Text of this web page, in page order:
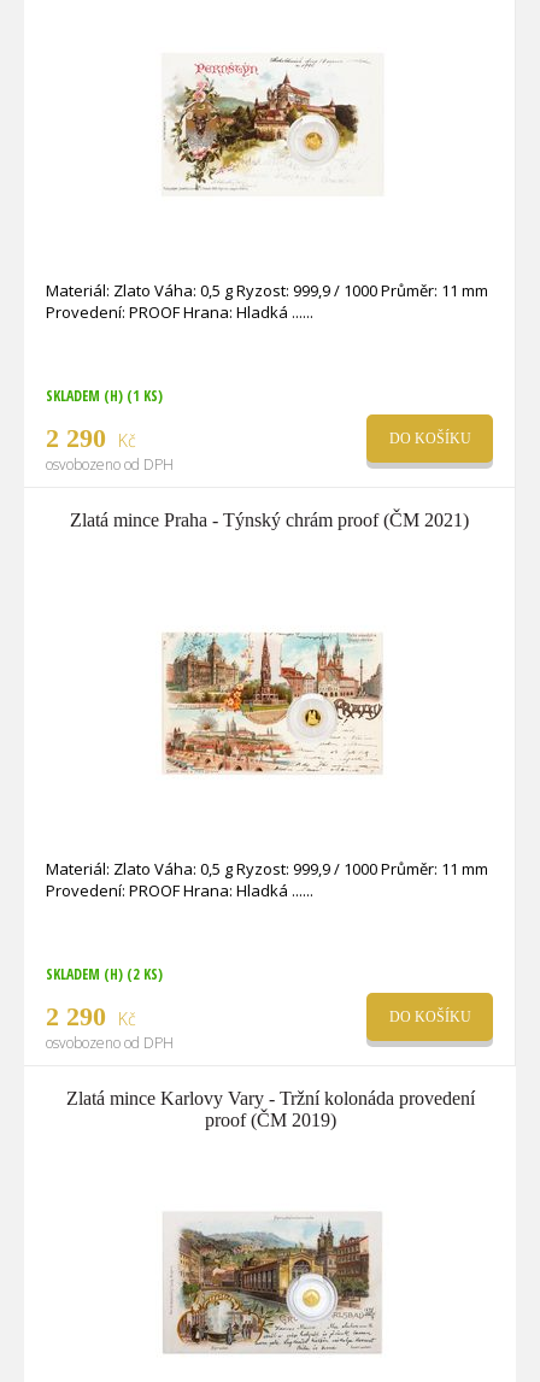
Materiál: Zlato Váha: 0,5 g Ryzost: 999,9 / 1000 Průměr: 11 mm
Provedení: PROOF Hrana: Hladká ...
SKLADEM (H) (1 KS)
2 290 Kč
osvobozeno od DPH
DO KOŠÍKU
Zlatá mince Praha - Týnský chrám proof (ČM 2021)
Materiál: Zlato Váha: 0,5 g Ryzost: 999,9 / 1000 Průměr: 11 mm
Provedení: PROOF Hrana: Hladká ...
SKLADEM (H) (2 KS)
2 290 Kč
osvobozeno od DPH
DO KOŠÍKU
Zlatá mince Karlovy Vary - Tržní kolonáda provedení
proof (ČM 2019)